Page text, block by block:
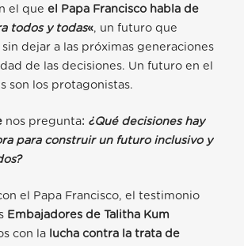
el queel Papa Francisco habla de
todos y todas«, un futuro que
dejar a las próximas generaciones
de las decisiones. Un futuro en el
son los protagonistas.
nos pregunta: ¿Qué decisiones hay
para construir un futuro inclusivo y
el Papa Francisco, el testimonio
Embajadores de Talitha Kum
con la lucha contra la trata de